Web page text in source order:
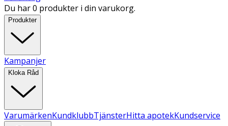
Du har 0 produkter i din varukorg.
Produkter
Kampanjer
Kloka Råd
VarumärkenKundklubbTjänsterHitta apotekKundservice